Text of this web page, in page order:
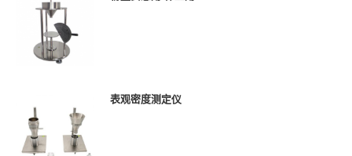
表观密度测定仪